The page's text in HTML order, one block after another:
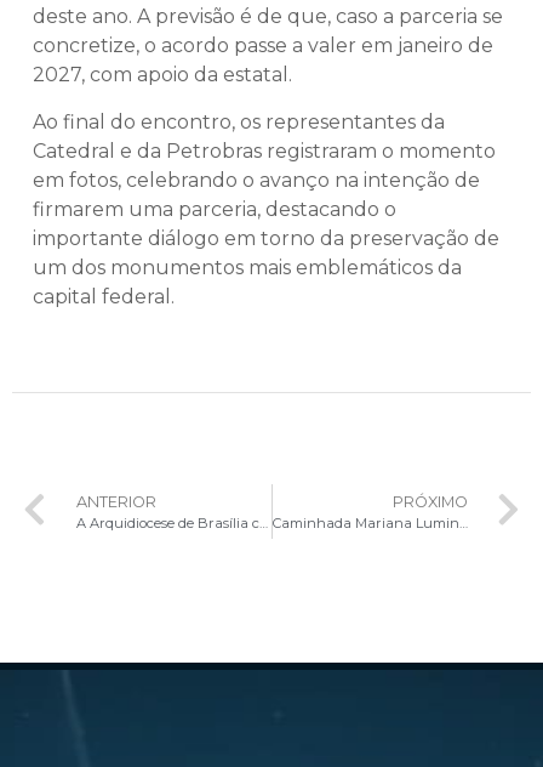
deste ano. A previsão é de que, caso a parceria se
concretize, o acordo passe a valer em janeiro de
2027, com apoio da estatal.
Ao final do encontro, os representantes da
Catedral e da Petrobras registraram o momento
em fotos, celebrando o avanço na intenção de
firmarem uma parceria, destacando o
importante diálogo em torno da preservação de
um dos monumentos mais emblemáticos da
capital federal.
ANTERIOR
A Arquidiocese de Brasília convida os fiéis a participarem da Santa Missa de Consagração no Ordo Virginum
PRÓXIMO
Caminhada Mariana Luminosa celebrará os 56 anos da Catedral de Brasília